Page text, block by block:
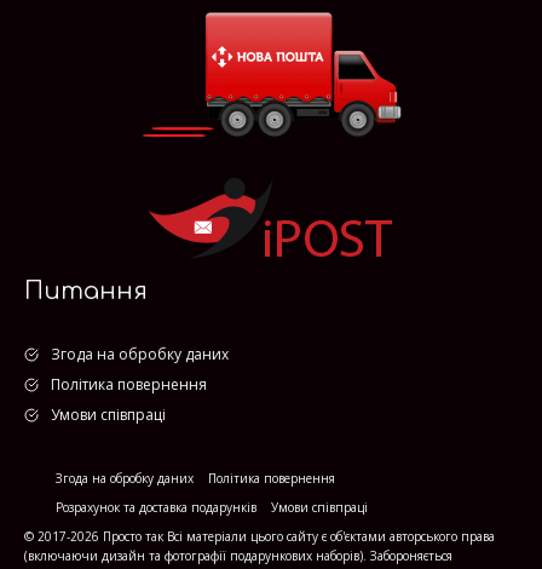
Питання
Згода на обробку даних
Політика повернення
Умови співпраці
Згода на обробку даних
Політика повернення
Розрахунок та доставка подарунків
Умови співпраці
© 2017-2026 Просто так Всі матеріали цього сайту є об'єктами авторського права
(включаючи дизайн та фотографії подарункових наборів). Забороняється